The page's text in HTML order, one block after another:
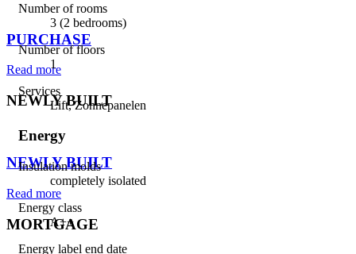
Number of rooms
3 (2 bedrooms)
Number of floors
1
Services
Lift, Zonnepanelen
Energy
Insulation molds
completely isolated
Energy class
A++
Energy label end date
PURCHASE
Read more
NEWLY BUILT
NEWLY BUILT
Read more
MORTGAGE